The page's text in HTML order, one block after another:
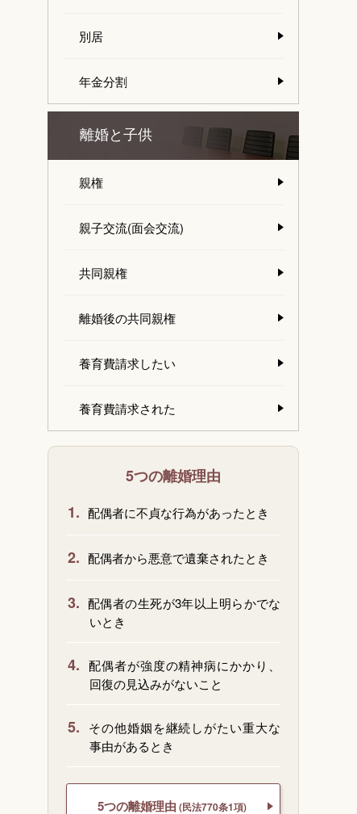
別居
年金分割
離婚と子供
親権
親子交流(面会交流)
共同親権
離婚後の共同親権
養育費請求したい
養育費請求された
5つの離婚理由
1. 配偶者に不貞な行為があったとき
2. 配偶者から悪意で遺棄されたとき
3. 配偶者の生死が3年以上明らかでな
いとき
4. 配偶者が強度の精神病にかかり、
回復の見込みがないこと
5.
その他婚姻を継続しがたい重大な
事由があるとき
5つの離婚理由 (民法770条1項)